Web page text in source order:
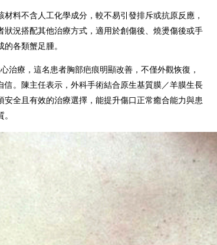
材料不含人工化學成分，較不易引發排斥或抗原反應，
狀況搭配其他治療方式，適用於創傷後、燒燙傷後或手
的各類蟹足腫。
治療，這名患者胸部疤痕明顯改善，不僅外觀恢復，
信。陳主任表示，外科手術結合原生基質膜／羊膜生長
安全且有效的治療選擇，能提升傷口正常癒合能力與患